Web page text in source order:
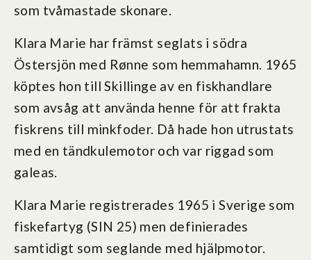
som tvåmastade skonare.
Klara Marie har främst seglats i södra
Östersjön med Rønne som hemmahamn. 1965
köptes hon till Skillinge av en fiskhandlare
som avsåg att använda henne för att frakta
fiskrens till minkfoder. Då hade hon utrustats
med en tändkulemotor och var riggad som
galeas.
Klara Marie registrerades 1965 i Sverige som
fiskefartyg (SIN 25) men definierades
samtidigt som seglande med hjälpmotor.